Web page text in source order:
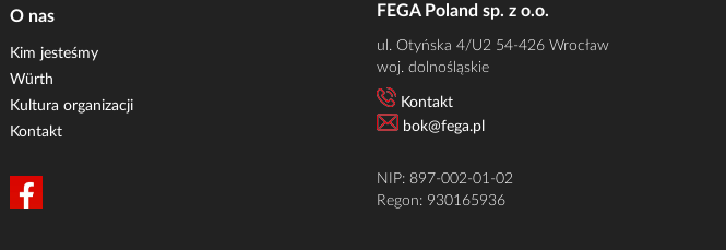
O nas
Kim jesteśmy
Würth
Kultura organizacji
Kontakt
FEGA Poland sp. z o.o.
ul. Otyńska 4/U2 54-426 Wrocław
woj. dolnośląskie
Kontakt
bok@fega.pl
NIP: 897-002-01-02
Regon: 930165936